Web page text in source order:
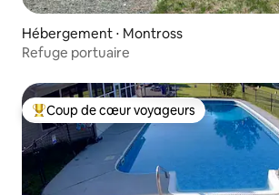
Hébergement ⋅ Montross
Refuge portuaire
Coups de cœur voyageurs les plus
Coup de cœur voyageurs